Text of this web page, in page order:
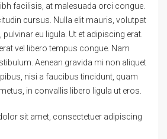
facilisis, at malesuada orci congue.
cursus. Nulla elit mauris, volutpat
eu ligula. Ut et adipiscing erat.
vel libero tempus congue. Nam
Aenean gravida mi non aliquet
nisi a faucibus tincidunt, quam
in convallis libero ligula ut eros.
sit amet, consectetuer adipiscing